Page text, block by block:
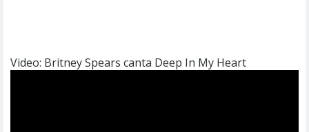
Video: Britney Spears canta Deep In My Heart